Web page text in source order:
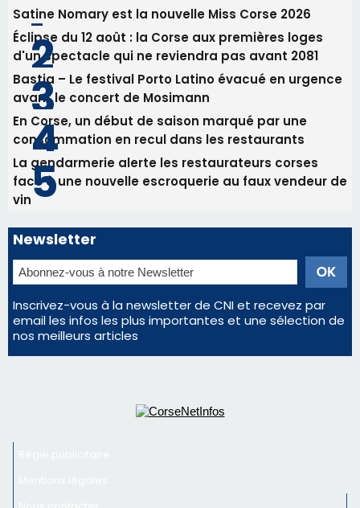
Satine Nomary est la nouvelle Miss Corse 2026
Éclipse du 12 août : la Corse aux premières loges
d'un spectacle qui ne reviendra pas avant 2081
Bastia – Le festival Porto Latino évacué en urgence
avant le concert de Mosimann
En Corse, un début de saison marqué par une
consommation en recul dans les restaurants
La gendarmerie alerte les restaurateurs corses
face à une nouvelle escroquerie au faux vendeur de
vin
Newsletter
Inscrivez-vous à la newsletter de CNI et recevez par
email les infos les plus importantes et une sélection de
nos meilleurs articles